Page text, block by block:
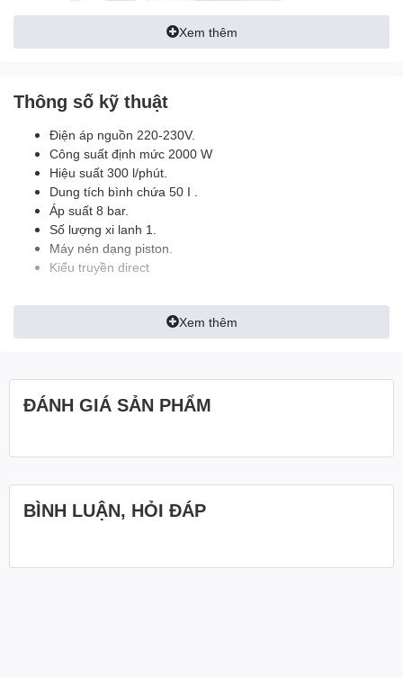
Xem thêm
Thông số kỹ thuật
Điện áp nguồn 220-230V.
Công suất định mức 2000 W
Hiệu suất 300 l/phút.
Dung tích bình chứa 50 I .
Áp suất 8 bar.
Số lượng xi lanh 1.
Máy nén dạng piston.
Kiểu truyền direct
Xem thêm
ĐÁNH GIÁ SẢN PHẨM
BÌNH LUẬN, HỎI ĐÁP